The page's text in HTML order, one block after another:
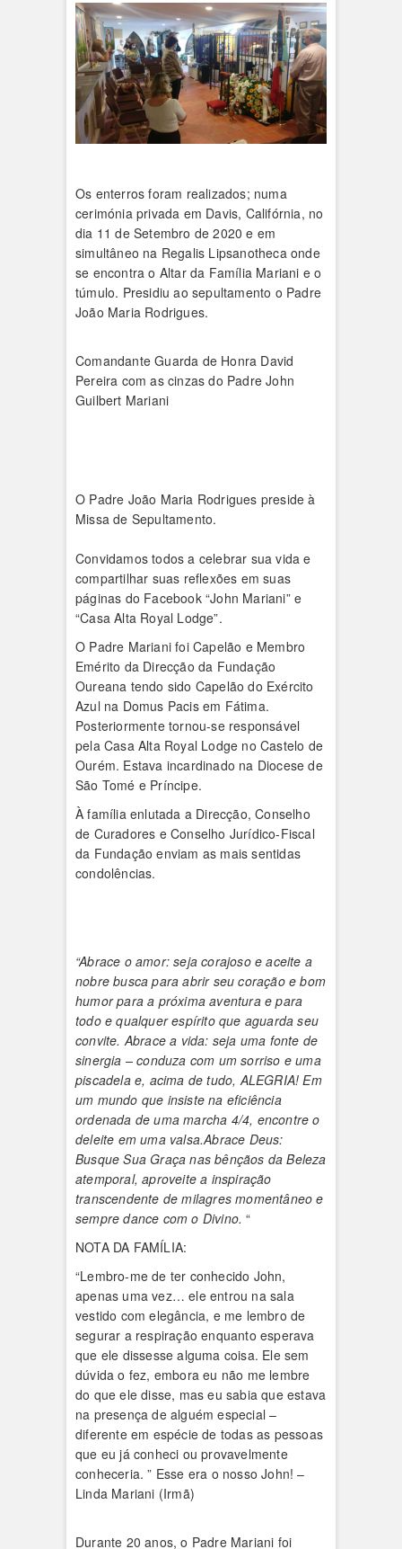
Os enterros foram realizados; numa
cerimónia privada em Davis, Califórnia, no
dia 11 de Setembro de 2020 e em
simultâneo na Regalis Lipsanotheca onde
se encontra o Altar da Família Mariani e o
túmulo. Presidiu ao sepultamento o Padre
João Maria Rodrigues.
Comandante Guarda de Honra David
Pereira com as cinzas do Padre John
Guilbert Mariani
O Padre João Maria Rodrigues preside à
Missa de Sepultamento.
Convidamos todos a celebrar sua vida e
compartilhar suas reflexões em suas
páginas do Facebook “John Mariani” e
“Casa Alta Royal Lodge”.
O Padre Mariani foi Capelão e Membro
Emérito da Direcção da Fundação
Oureana tendo sido Capelão do Exército
Azul na Domus Pacis em Fátima.
Posteriormente tornou-se responsável
pela Casa Alta Royal Lodge no Castelo de
Ourém. Estava incardinado na Diocese de
São Tomé e Príncipe.
À família enlutada a Direcção, Conselho
de Curadores e Conselho Jurídico-Fiscal
da Fundação enviam as mais sentidas
condolências.
“Abrace o amor: seja corajoso e aceite a
nobre busca para abrir seu coração e bom
humor para a próxima aventura e para
todo e qualquer espírito que aguarda seu
convite. Abrace a vida: seja uma fonte de
sinergia – conduza com um sorriso e uma
piscadela e, acima de tudo, ALEGRIA! Em
um mundo que insiste na eficiência
ordenada de uma marcha 4/4, encontre o
deleite em uma valsa.Abrace Deus:
Busque Sua Graça nas bênçãos da Beleza
atemporal, aproveite a inspiração
transcendente de milagres momentâneo e
sempre dance com o Divino. “
NOTA DA FAMÍLIA:
“Lembro-me de ter conhecido John,
apenas uma vez… ele entrou na sala
vestido com elegância, e me lembro de
segurar a respiração enquanto esperava
que ele dissesse alguma coisa. Ele sem
dúvida o fez, embora eu não me lembre
do que ele disse, mas eu sabia que estava
na presença de alguém especial –
diferente em espécie de todas as pessoas
que eu já conheci ou provavelmente
conheceria. ” Esse era o nosso John! –
Linda Mariani (Irmã)
Durante 20 anos, o Padre Mariani foi